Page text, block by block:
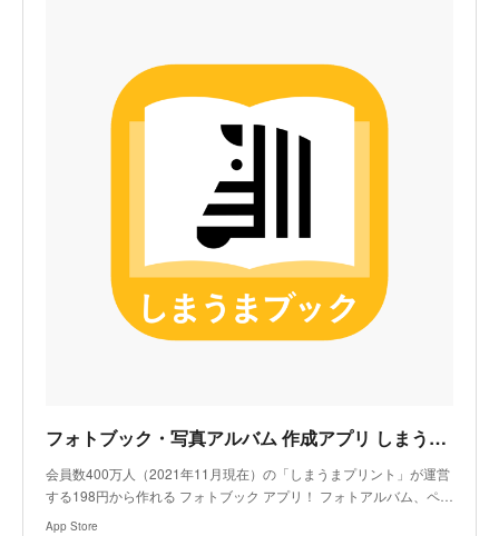
‎フォトブック・写真アルバム 作成アプリ しまうまブック
‎会員数400万人（2021年11月現在）の「しまうまプリント」が運営
する198円から作れる フォトブック アプリ！ フォトアルバム、ペ…
App Store